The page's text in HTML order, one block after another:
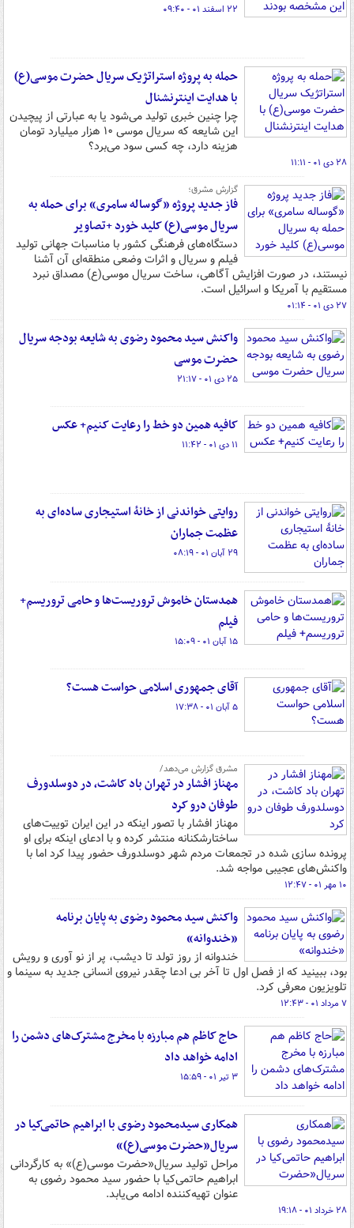
۲۲ اسفند ۰۱ - ۰۹:۴۰
حمله به پروژه استراتژیک سریال حضرت موسی(ع)
با هدایت اینترنشنال
چرا چنین خبری تولید می‌شود یا به عبارتی از پیچیدن
این شایعه که سریال موسی ۱۰ هزار میلیارد تومان
هزینه دارد، چه کسی سود می‌برد؟
۲۸ دی ۰۱ - ۱۱:۱۱
گزارش مشرق؛
فاز جدید پروژه «گوساله‌ سامری» برای حمله به
سریال موسی(ع) کلید خورد +تصاویر
دستگاه‌های فرهنگی کشور با مناسبات جهانی تولید
فیلم و سریال و اثرات وضعی منطقه‌ای آن آشنا
نیستند، در صورت افزایش آگاهی، ساخت سریال موسی(ع) مصداق نبرد
مستقیم با آمریکا و اسرائیل است.
۲۷ دی ۰۱ - ۰۱:۱۴
واکنش سید محمود رضوی به شایعه بودجه سریال
حضرت موسی
۲۵ دی ۰۱ - ۲۱:۱۷
کافیه همین دو خط را رعایت کنیم+ عکس
۱۱ دی ۰۱ - ۱۱:۴۲
روایتی خواندنی از خانهٔ استیجاری ساده‌ای به
عظمت جماران
۲۹ آبان ۰۱ - ۰۸:۱۹
همدستان خاموش تروریست‌ها و حامی تروریسم+
فیلم
۱۵ آبان ۰۱ - ۱۵:۰۹
آقای جمهوری اسلامی حواست هست؟
۵ آبان ۰۱ - ۱۷:۳۸
مشرق گزارش می‌دهد/
مهناز افشار در تهران باد کاشت، در دوسلدورف
طوفان درو کرد
مهناز افشار با تصور اینکه در این ایران توییت‌های
ساختارشکنانه منتشر کرده و با ادعای اینکه برای او
پرونده سازی شده در تجمعات مردم شهر دوسلدورف حضور پیدا کرد اما با
واکنش‌های عجیبی مواجه شد.
۱۰ مهر ۰۱ - ۱۲:۴۷
واکنش سید محمود رضوی به پایان برنامه
«خندوانه»
خندوانه از روز تولد تا دیشب، پر از نو آوری و رویش
بود، ببینید که از فصل اول تا آخر بی ادعا چقدر نیروی انسانی جدید به سینما و
تلویزیون معرفی کرد.
۷ مرداد ۰۱ - ۱۲:۴۳
حاج کاظم هم مبارزه با ‎مخرج مشترک‌های دشمن را
ادامه خواهد داد
۳ تیر ۰۱ - ۱۵:۵۹
همکاری سیدمحمود رضوی با ابراهیم حاتمی­‌کیا در
سریال«حضرت موسی(ع)»
مراحل تولید سریال«حضرت موسی(ع)» به کارگردانی
ابراهیم حاتمی‌کیا با حضور سید محمود رضوی به
عنوان تهیه‌کننده ادامه می‌­یابد.
۲۸ خرداد ۰۱ - ۱۹:۱۸